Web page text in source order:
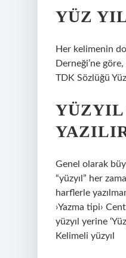
YÜZ
Her kelimenin
Derneği’ne
TDK Sözlüğü
YÜZYIL
Genel olarak
“yüzyıl” her
harflerle
›Yazma tipi›
yüzyıl yerine
Kelimeli yüzyıl